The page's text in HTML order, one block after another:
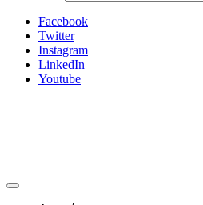
Facebook
Twitter
Instagram
LinkedIn
Youtube